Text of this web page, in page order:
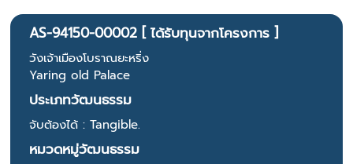
AS-94150-00002 [ ได้รับทุนจากโครงการ ]
วังเจ้าเมืองโบราณยะหริ่ง
Yaring old Palace
ประเภทวัฒนธรรม
จับต้องได้ : Tangible.
หมวดหมู่วัฒนธรรม